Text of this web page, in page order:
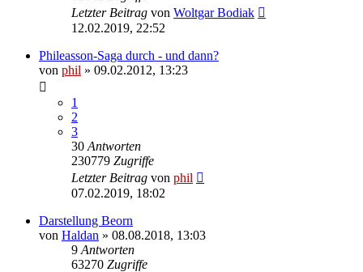
Letzter Beitrag von Woltgar Bodiak
12.02.2019, 22:52
Phileasson-Saga durch - und dann?
von phil » 09.02.2012, 13:23
1
2
3
30 Antworten
230779 Zugriffe
Letzter Beitrag von phil
07.02.2019, 18:02
Darstellung Beorn
von Haldan » 08.08.2018, 13:03
9 Antworten
63270 Zugriffe